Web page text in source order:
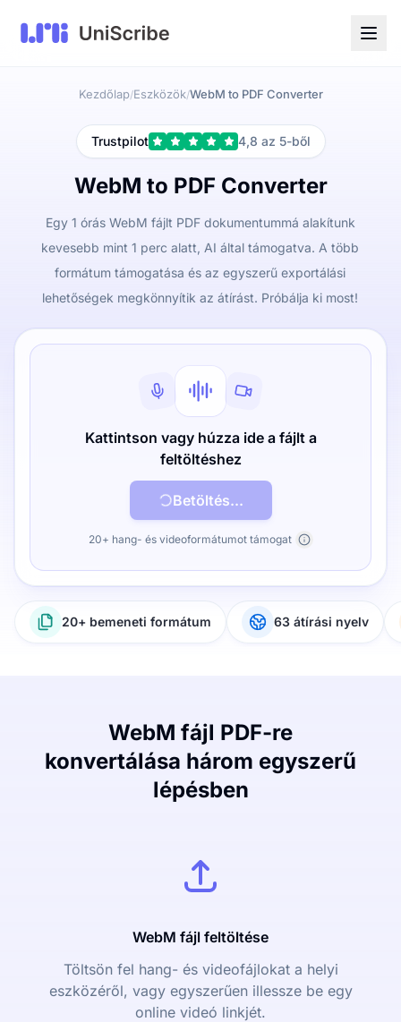
Kezdőlap/Eszközök/WebM to PDF Converter
Trustpilot 4,8 az 5-ből
WebM to PDF Converter
Egy 1 órás WebM fájlt PDF dokumentummá alakítunk
kevesebb mint 1 perc alatt, AI által támogatva. A több
formátum támogatása és az egyszerű exportálási
lehetőségek megkönnyítik az átírást. Próbálja ki most!
Kattintson vagy húzza ide a fájlt a
feltöltéshez
Betöltés...
20+ hang- és videoformátumot támogat
20+ bemeneti formátum 63 átírási nyelv
WebM fájl PDF-re
konvertálása három egyszerű
lépésben
WebM fájl feltöltése
Töltsön fel hang- és videofájlokat a helyi
eszközéről, vagy egyszerűen illessze be egy
online videó linkjét.